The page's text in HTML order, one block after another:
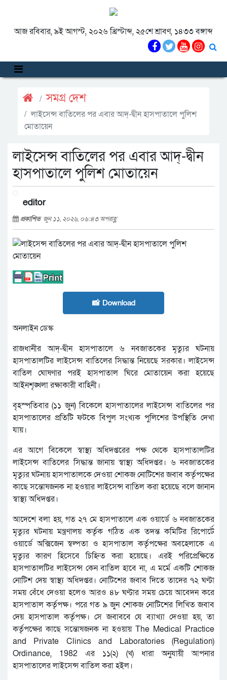
আজ রবিবার, ৯ই আগস্ট, ২০২৬ খ্রিস্টাব্দ, ২৫শে শ্রাবণ, ১৪৩৩ বঙ্গাব্দ
সমগ্র দেশ
লাইসেন্স বাতিলের পর এবার আদ্-দ্বীন হাসপাতালে পুলিশ
মোতায়েন
লাইসেন্স বাতিলের পর এবার আদ্-দ্বীন
হাসপাতালে পুলিশ মোতায়েন
editor
প্রকাশিত জুন ১১, ২০২৬, ০৬:৪৩ অপরাহ্ণ
📸 Download
অনলাইন ডেস্ক
রাজধানীর আদ্-দ্বীন হাসপাতালে ৬ নবজাতকের মৃত্যুর ঘটনায়
হাসপাতালটির লাইসেন্স বাতিলের সিদ্ধান্ত নিয়েছে সরকার। লাইসেন্স
বাতিল ঘোষণার পরই হাসপাতাল ঘিরে মোতায়েন করা হয়েছে
আইনশৃঙ্খলা রক্ষাকারী বাহিনী।
বৃহস্পতিবার (১১ জুন) বিকেলে হাসপাতালের লাইসেন্স বাতিলের পর
হাসপাতালের প্রতিটি ফটকে বিপুল সংখ্যক পুলিশের উপস্থিতি দেখা
যায়।
এর আগে বিকেলে স্বাস্থ্য অধিদপ্তরের পক্ষ থেকে হাসপাতালটির
লাইসেন্স বাতিলের সিদ্ধান্ত জানায় স্বাস্থ্য অধিদপ্তর। ৬ নবজাতকের
মৃত্যুর ঘটনায় হাসপাতালকে দেওয়া শোকজ নোটিশের জবাব কর্তৃপক্ষের
কাছে সন্তোষজনক না হওয়ার লাইসেন্স বাতিল করা হয়েছে বলে জানান
স্বাস্থ্য অধিদপ্তর।
আদেশে বলা হয়, গত ২৭ মে হাসপাতালে এক ওয়ার্ডে ৬ নবজাতকের
মৃত্যুর ঘটনায় মন্ত্রণালয় কর্তৃক গঠিত এক তদন্ত কমিটির রিপোর্টে
ওয়ার্ডে অক্সিজেন স্বল্পতা ও হাসপাতাল কর্তৃপক্ষের অবহেলাকে এ
মৃত্যুর কারণ হিসেবে চিহ্নিত করা হয়েছে। এরই পরিপ্রেক্ষিতে
হাসপাতালটির লাইসেন্স কেন বাতিল হাবে না, এ মর্মে একটি শোকজ
নোটিশ দেয় স্বাস্থ্য অধিদপ্তর। নোটিশের জবাব দিতে তাদের ৭২ ঘণ্টা
সময় বেঁধে দেওয়া হলেও আরও ৪৮ ঘণ্টার সময় চেয়ে আবেদন করে
হাসপাতাল কর্তৃপক্ষ। পরে গত ৯ জুন শোকজ নোটিশের লিখিত জবাব
দেয় হাসপাতাল কর্তৃপক্ষ। সে জবাববে যে ব্যাখ্যা দেওয়া হয়, তা
কর্তৃপক্ষের কাছে সন্তোষজনক না হওয়ায় The Medical Practice
and Private Clinics and Laboratories (Regulation)
Ordinance, 1982 এর ১১(২) (খ) ধারা অনুযায়ী আপনার
হাসপাতালের লাইসেন্স বাতিল করা হইল।